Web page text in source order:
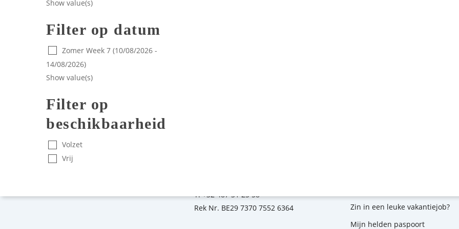
Show value(s)
Filter op datum
Zomer Week 7 (10/08/2026 -
14/08/2026)
Show value(s)
Filter op
beschikbaarheid
Volzet
Vrij
T:+32 487 31 25 58
Rek Nr. BE29 7370 7552 6364
Zin in een leuke vakantiejob?
Mijn helden paspoort